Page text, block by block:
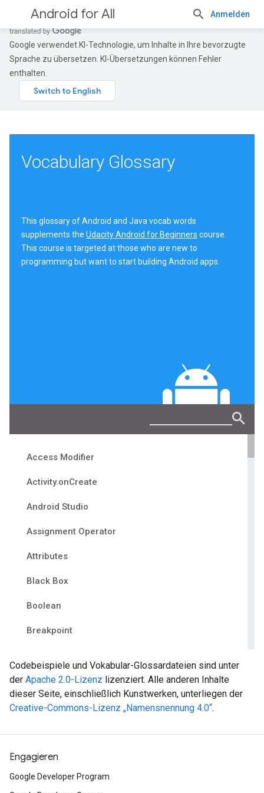
Android for All Anmelden
Google verwendet KI-Technologie, um Inhalte in Ihre bevorzugte
Sprache zu übersetzen. KI-Übersetzungen können Fehler
enthalten.
Codebeispiele und Vokabular-Glossardateien sind unter
der Apache 2.0-Lizenz lizenziert. Alle anderen Inhalte
dieser Seite, einschließlich Kunstwerken, unterliegen der
Creative-Commons-Lizenz „Namensnennung 4.0“.
Engagieren
Google Developer Program